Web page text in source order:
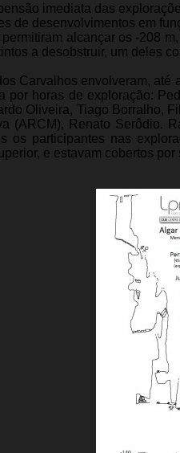
imediata das
de desenvolvimentos em
alcançar os ‑208
a desobstruir, um deles
Carvalhos envolveram,
por horas de exploração:
Oliveira, Tiago Borralho,
(ARCM), Renato Serôdio.
os participantes nas
e estavam cobertos